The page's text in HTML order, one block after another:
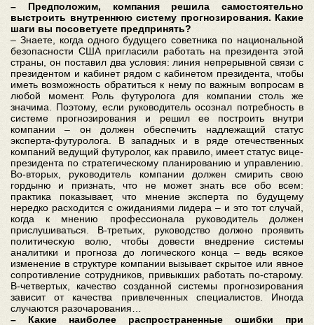
– Предположим, компания решила самостоятельно
выстроить внутреннюю систему прогнозирования. Какие
шаги вы посоветуете предпринять?
– Знаете, когда одного будущего советника по национальной
безопасности США пригласили работать на президента этой
страны, он поставил два условия: линия непрерывной связи с
президентом и кабинет рядом с кабинетом президента, чтобы
иметь возможность обратиться к нему по важным вопросам в
любой момент. Роль футуролога для компании столь же
значима. Поэтому, если руководитель осознал потребность в
системе прогнозирования и решил ее построить внутри
компании – он должен обеспечить надлежащий статус
эксперта-футуролога. В западных и в ряде отечественных
компаний ведущий футуролог, как правило, имеет статус вице-
президента по стратегическому планированию и управлению.
Во-вторых, руководитель компании должен смирить свою
гордыню и признать, что не может знать все обо всем:
практика показывает, что мнение эксперта по будущему
нередко расходится с ожиданиями лидера – и это тот случай,
когда к мнению профессионала руководитель должен
прислушиваться. В-третьих, руководство должно проявить
политическую волю, чтобы довести внедрение системы
аналитики и прогноза до логического конца – ведь всякое
изменение в структуре компании вызывает скрытое или явное
сопротивление сотрудников, привыкших работать по-старому.
В-четвертых, качество созданной системы прогнозирования
зависит от качества привлеченных специалистов. Иногда
случаются разочарования…
– Какие наиболее распространенные ошибки при